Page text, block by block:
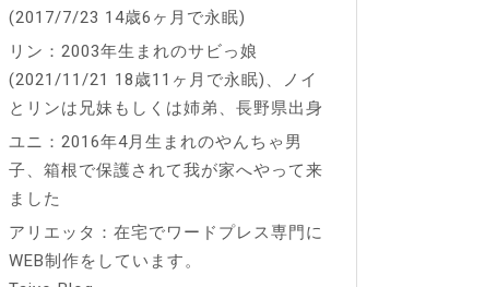
(2017/7/23 14歳6ヶ月で永眠)
リン：2003年生まれのサビっ娘
(2021/11/21 18歳11ヶ月で永眠)、ノイ
とリンは兄妹もしくは姉弟、長野県出身
ユニ：2016年4月生まれのやんちゃ男
子、箱根で保護されて我が家へやって来
ました
アリエッタ：在宅でワードプレス専門に
WEB制作をしています。